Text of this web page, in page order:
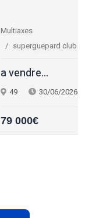
Multiaxes
superguepard club
a vendre...
49 30/06/2026
79 000€